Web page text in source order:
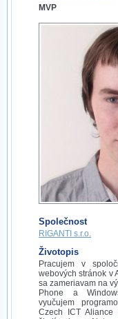
MVP
Společnost
RIGANTI s.r.o.
Životopis
Pracujem v
webových stránok v
sa zameriavam na
Phone a
vyučujem
Czech ICT